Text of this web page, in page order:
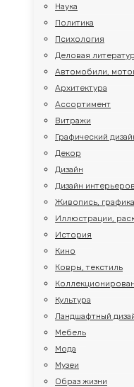
Наука
Политика
Психология
Деловая
Автомобили,
Архитектура
Ассортимент
Витражи
Графический
Декор
Дизайн
Дизайн интерьеров
Живопись, графика
Иллюстрации,
История
Кино
Ковры, текстиль
Культура
Ландшафтный
Мебель
Мода
Музеи
Образ жизни